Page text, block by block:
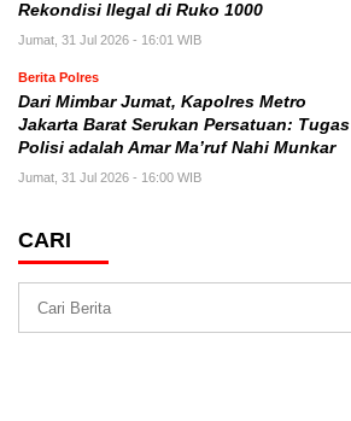
Rekondisi Ilegal di Ruko 1000
Jumat, 31 Jul 2026 - 16:01 WIB
Berita Polres
Dari Mimbar Jumat, Kapolres Metro
Jakarta Barat Serukan Persatuan: Tugas
Polisi adalah Amar Ma’ruf Nahi Munkar
Jumat, 31 Jul 2026 - 16:00 WIB
CARI